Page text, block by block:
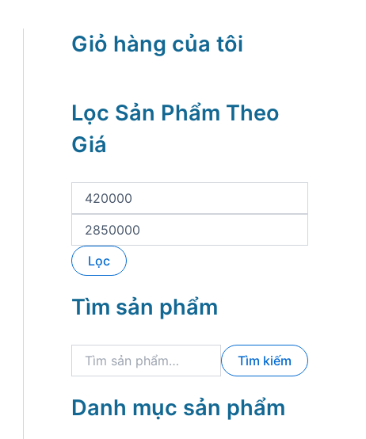
Giỏ hàng của tôi
Lọc Sản Phẩm Theo
Giá
ố
i
h
u
á
t
i
đ
Lọc
Tìm sản phẩm
k
Tìm kiếm
Danh mục sản phẩm